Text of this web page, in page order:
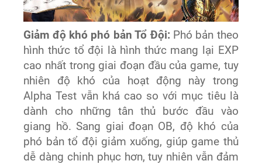
Giảm độ khó phó bản Tổ Đội: Phó bản theo
hình thức tổ đội là hình thức mang lại EXP
cao nhất trong giai đoạn đầu của game, tuy
nhiên độ khó của hoạt động này trong
Alpha Test vẫn khá cao so với mục tiêu là
dành cho những tân thủ bước đầu vào
giang hồ. Sang giai đoạn OB, độ khó của
phó bản tổ đội giảm xuống, giúp game thủ
dễ dàng chinh phục hơn, tuy nhiên vẫn đảm